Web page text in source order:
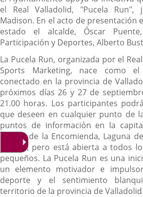
el Real Valladolid, "Pucela
Madison. En el acto de presentación
estado el alcalde, Óscar
Participación y Deportes, Alberto
La Pucela Run, organizada por el
Sports Marketing, nace como
conectado en la provincia de
próximos días 26 y 27 de
21.00 horas. Los participantes
que deseen en cualquier punto de
puntos de información en la
Arroyo de la Encomienda, Laguna
Campo, pero está abierta a todos
pequeños. La Pucela Run es una
un elemento motivador e
deporte y el sentimiento
territorio de la provincia de Valladolid.